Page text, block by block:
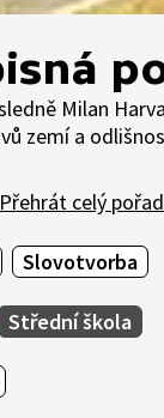
Milan
zemí a
Přehrát celý pořad
Slovotvorba
Střední škola